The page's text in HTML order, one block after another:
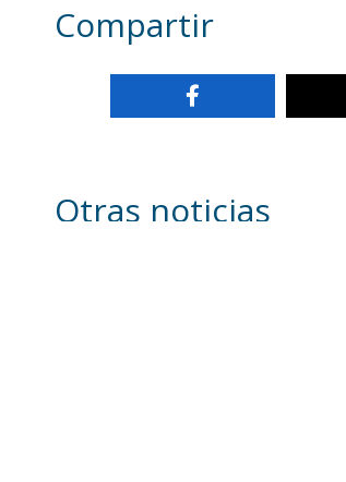
Compartir
Otras noticias